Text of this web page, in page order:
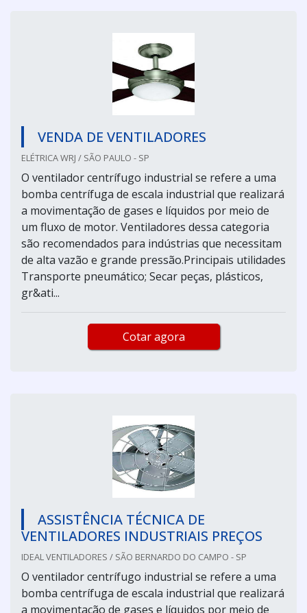
VENDA DE VENTILADORES
ELÉTRICA WRJ / SÃO PAULO - SP
O ventilador centrífugo industrial se refere a uma
bomba centrífuga de escala industrial que realizará
a movimentação de gases e líquidos por meio de
um fluxo de motor. Ventiladores dessa categoria
são recomendados para indústrias que necessitam
de alta vazão e grande pressão.Principais utilidades
Transporte pneumático; Secar peças, plásticos,
gr&ati...
Cotar agora
ASSISTÊNCIA TÉCNICA DE
VENTILADORES INDUSTRIAIS PREÇOS
IDEAL VENTILADORES / SÃO BERNARDO DO CAMPO - SP
O ventilador centrífugo industrial se refere a uma
bomba centrífuga de escala industrial que realizará
a movimentação de gases e líquidos por meio de